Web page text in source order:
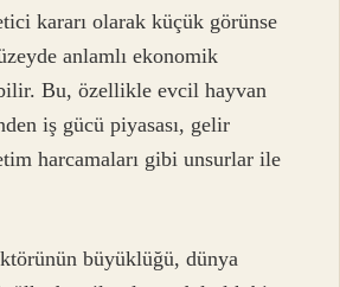
kararı olarak küçük görünse
anlamlı ekonomik
Bu, özellikle evcil hayvan
iş gücü piyasası, gelir
harcamaları gibi unsurlar ile
büyüklüğü, dünya